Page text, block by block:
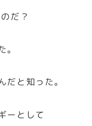
だ？
だと知った。
ーとして